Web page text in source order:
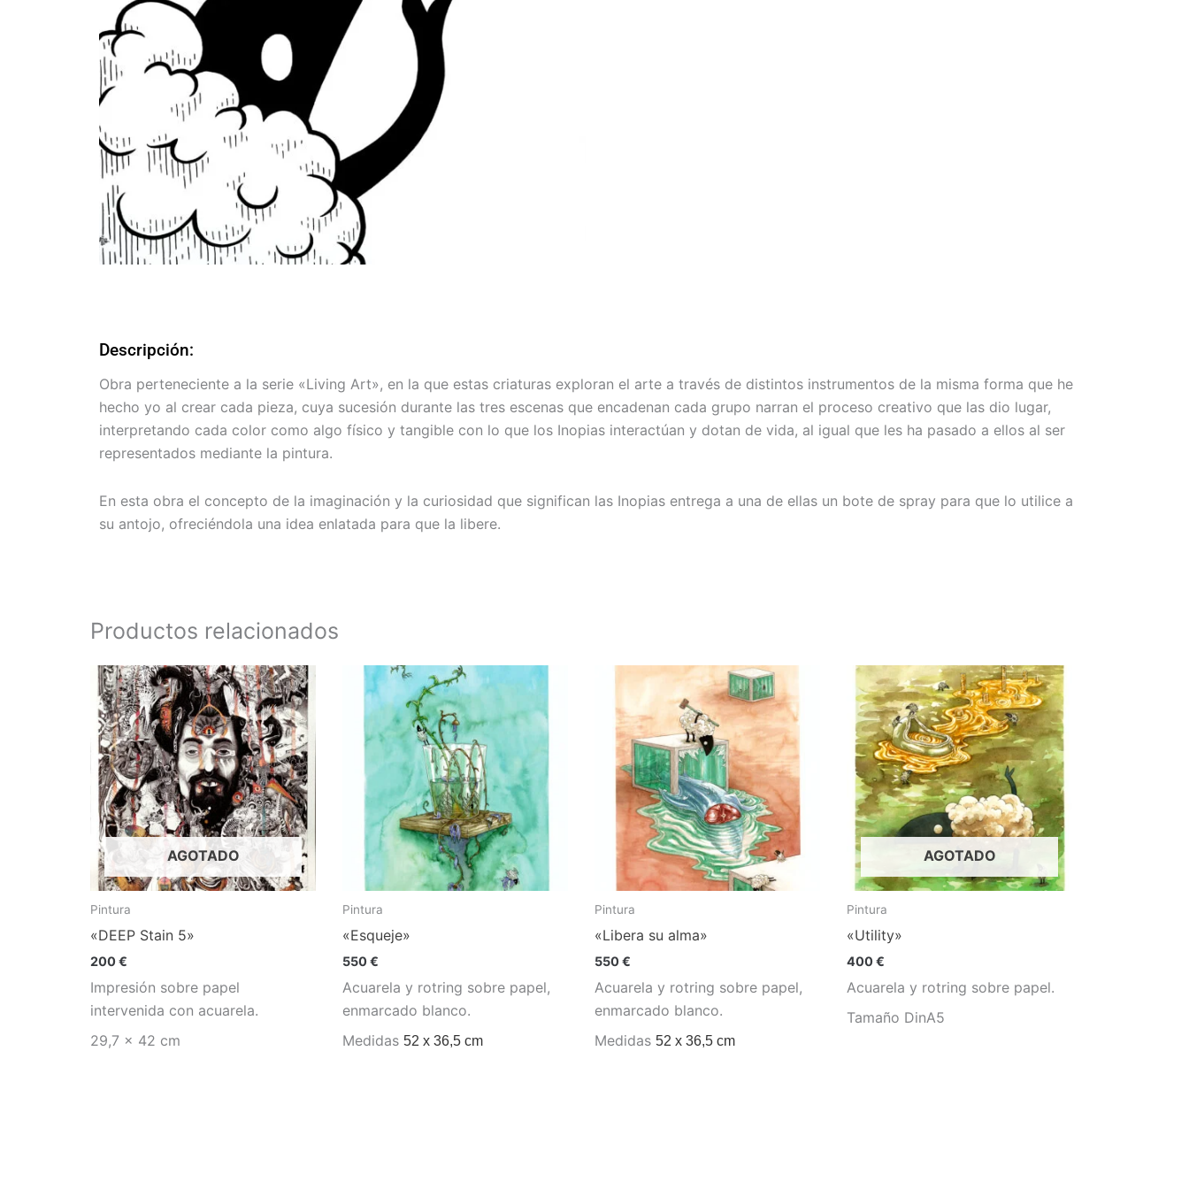
Descripción:
Obra perteneciente a la serie «Living Art», en la que estas criaturas exploran el arte a través de distintos instrumentos de la misma forma que he
hecho yo al crear cada pieza, cuya sucesión durante las tres escenas que encadenan cada grupo narran el proceso creativo que las dio lugar,
interpretando cada color como algo físico y tangible con lo que los Inopias interactúan y dotan de vida, al igual que les ha pasado a ellos al ser
representados mediante la pintura.
En esta obra el concepto de la imaginación y la curiosidad que significan las Inopias entrega a una de ellas un bote de spray para que lo utilice a
su antojo, ofreciéndola una idea enlatada para que la libere.
Productos relacionados
AGOTADO
Pintura
«DEEP Stain 5»
200€
Impresión sobre papel
intervenida con acuarela.
29,7 x 42 cm
Pintura
«Esqueje»
550€
Acuarela y rotring sobre papel,
enmarcado blanco.
Medidas 52 x 36,5 cm
Pintura
«Libera su alma»
550€
Acuarela y rotring sobre papel,
enmarcado blanco.
Medidas 52 x 36,5 cm
AGOTADO
Pintura
«Utility»
400€
Acuarela y rotring sobre papel.
Tamaño DinA5